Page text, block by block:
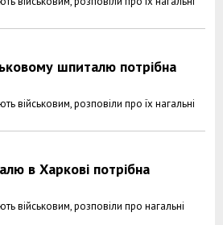
шпиталю потрібна
військовим, розповіли про їх нагальні
в Харкові потрібна
військовим, розповіли про нагальні